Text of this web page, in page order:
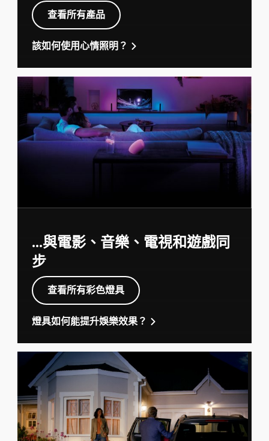
查看所有產品
該如何使用心情照明？
...與電影、音樂、電視和遊戲同
步
查看所有彩色燈具
燈具如何能提升娛樂效果？